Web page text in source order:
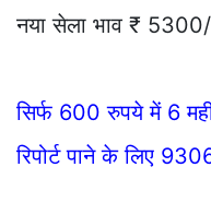
नया सेला भाव ₹
सिर्फ 600 रुपये में 6
रिपोर्ट पाने के लिए